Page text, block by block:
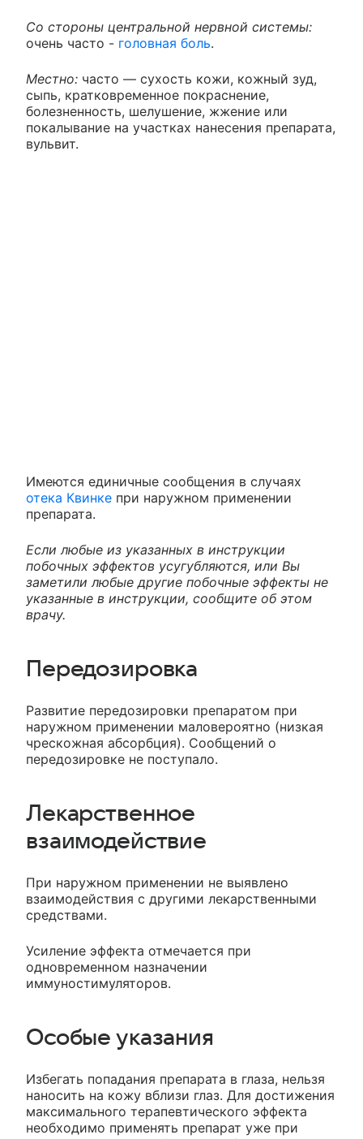
Со стороны центральной нервной системы:
очень часто - головная боль.
Местно: часто — сухость кожи, кожный зуд,
сыпь, кратковременное покраснение,
болезненность, шелушение, жжение или
покалывание на участках нанесения препарата,
вульвит.
Имеются единичные сообщения в случаях
отека Квинке при наружном применении
препарата.
Если любые из указанных в инструкции
побочных эффектов усугубляются, или Вы
заметили любые другие побочные эффекты не
указанные в инструкции, сообщите об этом
врачу.
Передозировка
Развитие передозировки препаратом при
наружном применении маловероятно (низкая
чрескожная абсорбция). Сообщений о
передозировке не поступало.
Лекарственное
взаимодействие
При наружном применении не выявлено
взаимодействия с другими лекарственными
средствами.
Усиление эффекта отмечается при
одновременном назначении
иммуностимуляторов.
Особые указания
Избегать попадания препарата в глаза, нельзя
наносить на кожу вблизи глаз. Для достижения
максимального терапевтического эффекта
необходимо применять препарат уже при